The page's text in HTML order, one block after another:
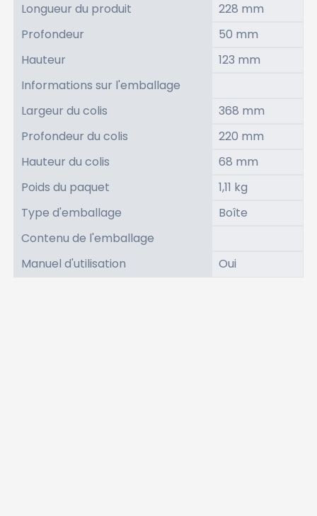
Longueur du produit
228 mm
Profondeur
50 mm
Hauteur
123 mm
Informations sur l'emballage
Largeur du colis
368 mm
Profondeur du colis
220 mm
Hauteur du colis
68 mm
Poids du paquet
1,11 kg
Type d'emballage
Boîte
Contenu de l'emballage
Manuel d'utilisation
Oui